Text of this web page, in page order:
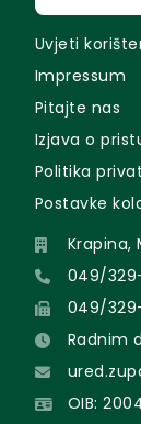
Uvjeti
Impressum
Pitajte nas
Izjava o
Politika
Postavke
Krapina,
049/329-
049/
Radnim
OIB: